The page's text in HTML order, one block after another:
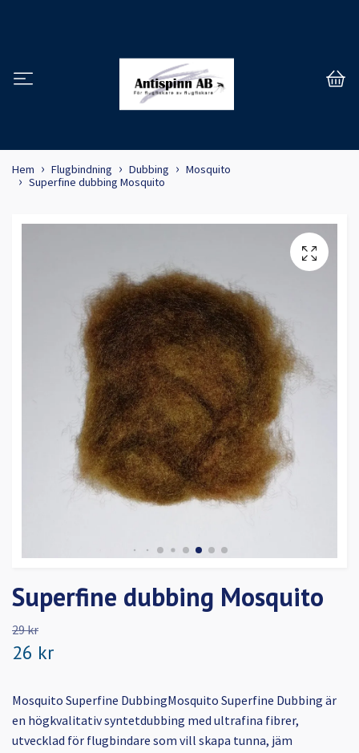
Hem Flugbindning Dubbing
Mosquito
Superfine dubbing Mosquito
Superfine dubbing Mosquito
29 kr
26 kr
Mosquito Superfine DubbingMosquito Superfine Dubbing är
en högkvalitativ syntetdubbing med ultrafina fibrer,
utvecklad för flugbindare som vill skapa tunna, jäm